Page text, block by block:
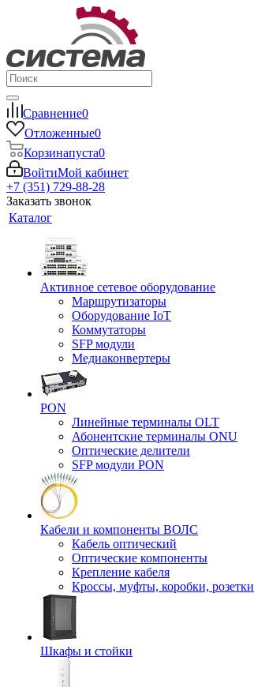
Сравнение0
Отложенные0
Корзинапуста0
ВойтиМой кабинет
+7 (351) 729-88-28
Заказать звонок
Каталог
Активное сетевое оборудование
Маршрутизаторы
Оборудование IoT
Коммутаторы
SFP модули
Медиаконвертеры
PON
Линейные терминалы OLT
Абонентские терминалы ONU
Оптические делители
SFP модули PON
Кабели и компоненты ВОЛС
Кабель оптический
Оптические компоненты
Крепление кабеля
Кроссы, муфты, коробки, розетки
Шкафы и стойки